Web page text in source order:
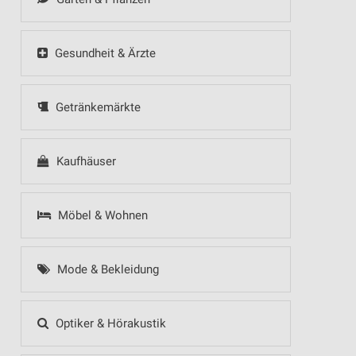
Gesundheit & Ärzte
Getränkemärkte
Kaufhäuser
Möbel & Wohnen
Mode & Bekleidung
Optiker & Hörakustik